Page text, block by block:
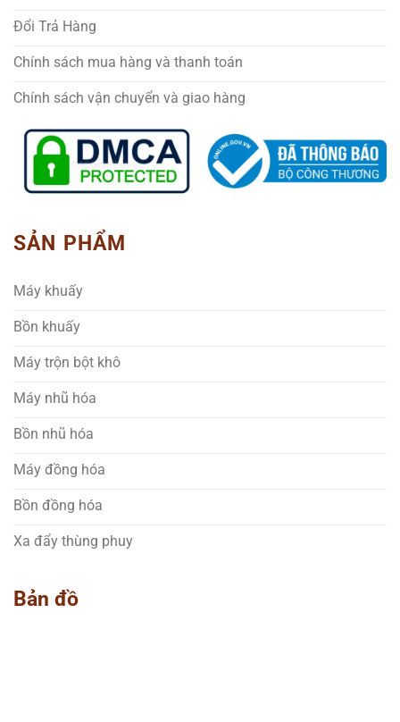
Đổi Trả Hàng
Chính sách mua hàng và thanh toán
Chính sách vận chuyển và giao hàng
SẢN PHẨM
Máy khuấy
Bồn khuấy
Máy trộn bột khô
Máy nhũ hóa
Bồn nhũ hóa
Máy đồng hóa
Bồn đồng hóa
Xa đẩy thùng phuy
Bản đồ